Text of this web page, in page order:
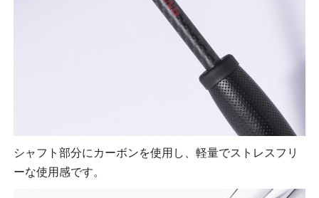
シャフト部分にカーボンを使用し、軽量でストレスフリ
ーな使用感です。